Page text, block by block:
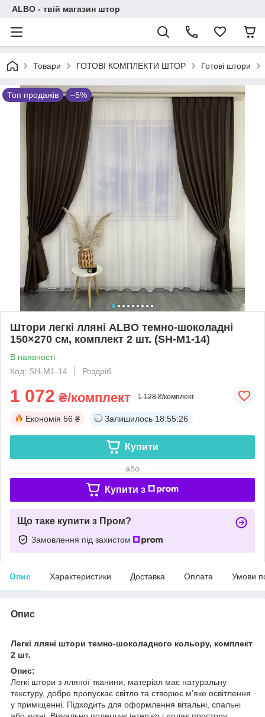
ALBO - твій магазин штор
Товари ГОТОВІ КОМПЛЕКТИ ШТОР Готові штори
Топ продажів –5%
Штори легкі лляні ALBO темно-шоколадні
150×270 см, комплект 2 шт. (SH-M1-14)
В наявності
Код: SH-M1-14
Роздріб
1 072 ₴/комплект 1 128 ₴/комплект
Економія 56 ₴ Залишилось 18:55:25
Купити
або
Купити з
Що таке купити з Пром?
Замовлення під захистом
Опис Характеристики Доставка Оплата Умови
Опис
Легкі лляні штори темно-шоколадного кольору, комплект
2 шт.
Опис:
Легкі штори з лляної тканини, матеріал має натуральну
текстуру, добре пропускає світло та створює м’яке освітлення
у приміщенні. Підходить для оформлення вітальні, спальні